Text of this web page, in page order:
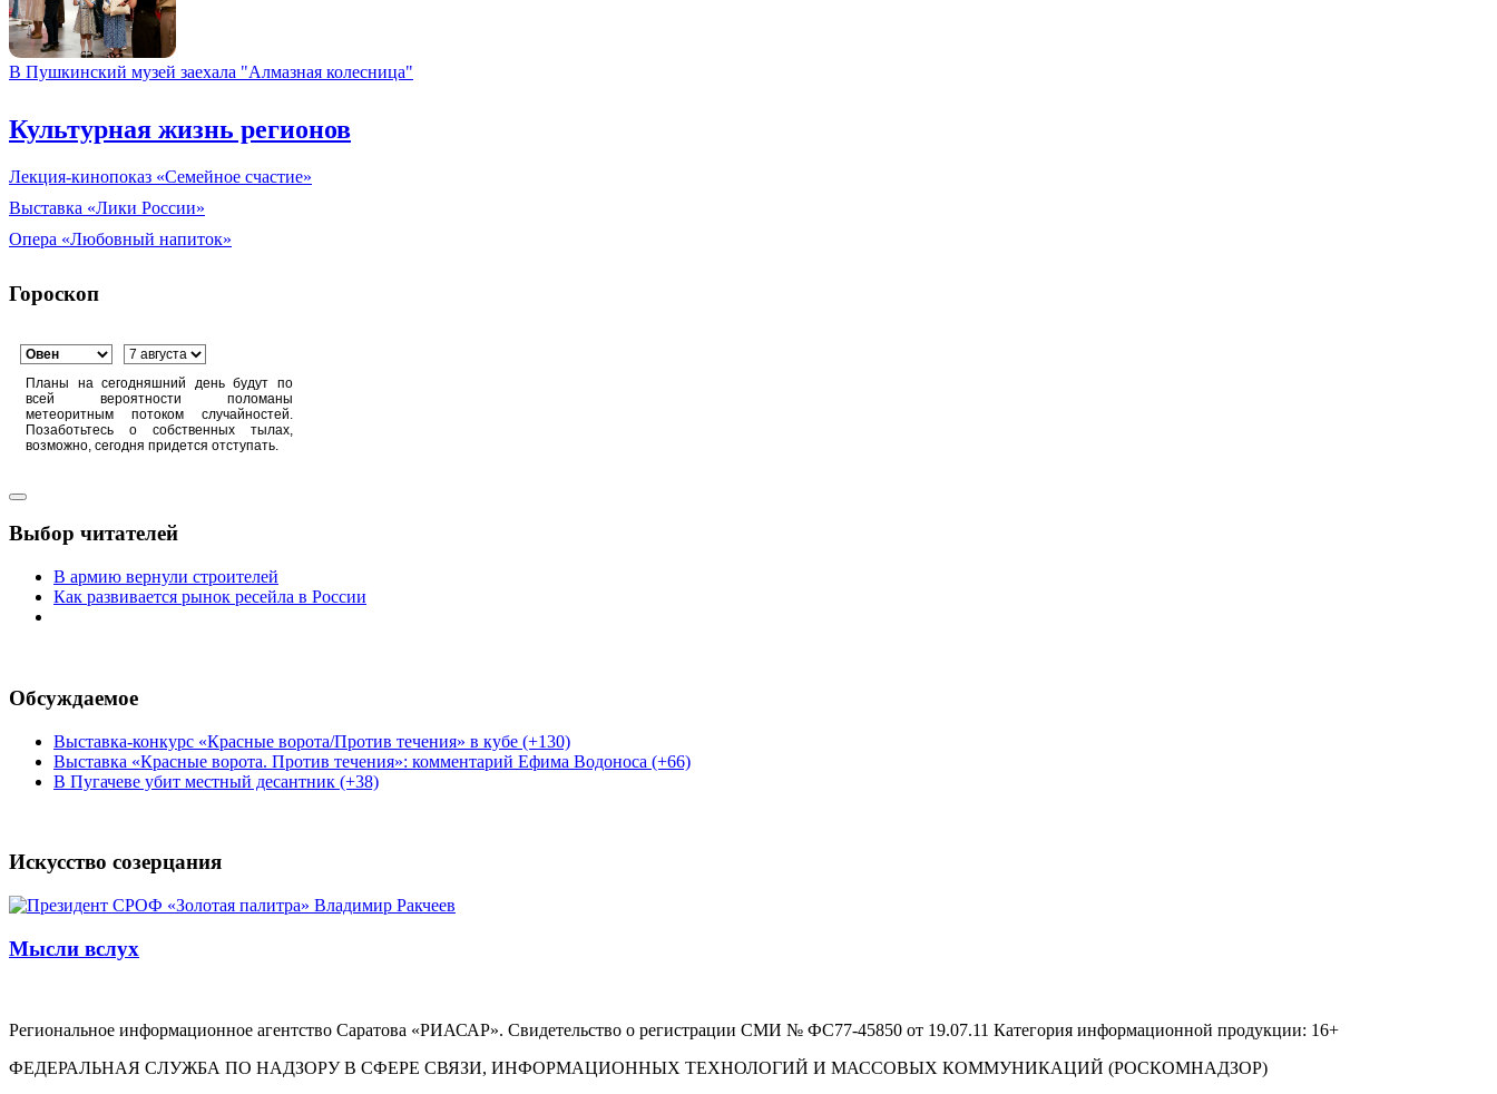
В Пушкинский музей заехала "Алмазная колесница"
Культурная жизнь регионов
Лекция-кинопоказ «Семейное счастие»
Выставка «Лики России»
Опера «Любовный напиток»
Гороскоп
Планы на сегодняшний день будут по
всей вероятности поломаны
метеоритным потоком случайностей.
Позаботьтесь о собственных тылах,
возможно, сегодня придется отступать.
Выбор читателей
В армию вернули строителей
Как развивается рынок ресейла в России
Обсуждаемое
Выставка-конкурс «Красные ворота/Против течения» в кубе (+130)
Выставка «Красные ворота. Против течения»: комментарий Ефима Водоноса (+66)
В Пугачеве убит местный десантник (+38)
Искусство созерцания
Мысли вслух
Региональное информационное агентство Саратова «РИАСАР». Свидетельство о регистрации СМИ № ФС77-45850 от 19.07.11 Категория информационной продукции: 16+
ФЕДЕРАЛЬНАЯ СЛУЖБА ПО НАДЗОРУ В СФЕРЕ СВЯЗИ, ИНФОРМАЦИОННЫХ ТЕХНОЛОГИЙ И МАССОВЫХ КОММУНИКАЦИЙ (РОСКОМНАДЗОР)